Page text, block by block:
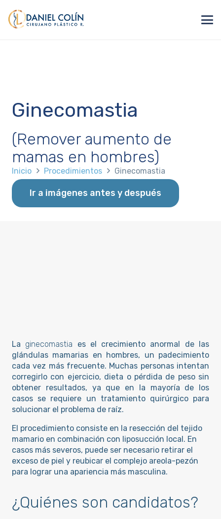
Ginecomastia
(Remover aumento de
mamas en hombres)
Inicio Procedimientos Ginecomastia
Ir a imágenes antes y después
La ginecomastia es el crecimiento anormal de las
glándulas mamarias en hombres, un padecimiento
cada vez más frecuente. Muchas personas intentan
corregirlo con ejercicio, dieta o pérdida de peso sin
obtener resultados, ya que en la mayoría de los
casos se requiere un tratamiento quirúrgico para
solucionar el problema de raíz.
El procedimiento consiste en la resección del tejido
mamario en combinación con liposucción local. En
casos más severos, puede ser necesario retirar el
exceso de piel y reubicar el complejo areola-pezón
para lograr una apariencia más masculina.
¿Quiénes son candidatos?